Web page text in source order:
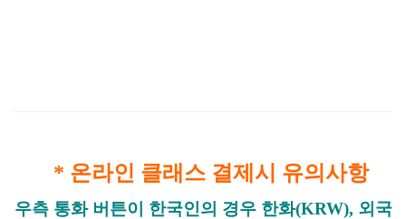
* 온라인 클래스 결제시 유의사항
우측 통화 버튼이 한국인의 경우 한화(KRW), 외국